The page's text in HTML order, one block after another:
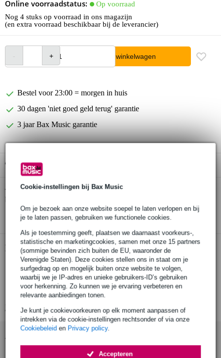
Cookie-instellingen bij Bax Music
Om je bezoek aan onze website soepel te laten verlopen en bij
je te laten passen, gebruiken we functionele cookies.
Als je toestemming geeft, plaatsen we daarnaast voorkeurs-,
statistische en marketingcookies, samen met onze 15 partners
(sommige bevinden zich buiten de EU, waaronder de
Verenigde Staten). Deze cookies stellen ons in staat om je
surfgedrag op en mogelijk buiten onze website te volgen,
waarbij we je IP-adres en unieke gebruikers-ID’s gebruiken
voor herkenning. Zo kunnen we je ervaring verbeteren en
relevante aanbiedingen tonen.
Je kunt je cookievoorkeuren op elk moment aanpassen of
intrekken via de cookie-instellingen rechtsonder of via onze
Cookiebeleid en Privacy policy.
Accepteren
Online voorraadstatus:
Op voorraad
Nog 4 stuks op voorraad in ons magazijn
(en extra voorraad beschikbaar bij de leverancier)
In winkelwagen
Bestel voor 23:00 = morgen in huis
30 dagen 'niet goed geld terug' garantie
3 jaar Bax Music garantie
Gratis ophalen in de winkel
Twijfel je of deBoss BIC-PC gitaar patchkabel 15 cm haaks
bij je past? Doe de check.
Start de check
Productinformatie
BOSS patch kabel voor gitaar
serie: BIC-PC
kabellengte: 15 cm (6 inch)
Bekijk alle productspecificaties